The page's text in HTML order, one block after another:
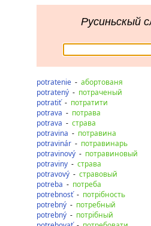
Русиньскый
potratenie - абортованя
potratený - потраченый
potratiť- потратити
potrava - потрава
potrava - страва
potravina - потравина
potravinár - потравинарь
potravinový - потравиновый
potraviny - страва
potravový - стравовый
potreba - потреба
potrebnosť- потрібность
potrebný - потребный
potrebný - потрібный